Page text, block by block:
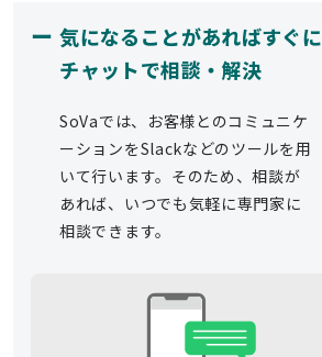
ー 気になることがあればすぐに
チャットで相談・解決
SoVaでは、お客様とのコミュニケ
ーションをSlackなどのツールを用
いて行います。そのため、相談が
あれば、いつでも気軽に専門家に
相談できます。